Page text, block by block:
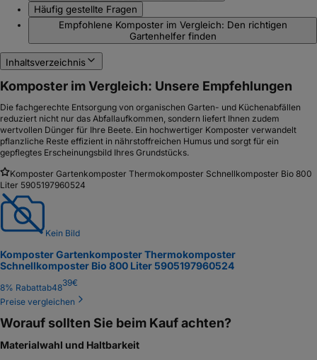
Häufig gestellte Fragen
Empfohlene Komposter im Vergleich: Den richtigen
Gartenhelfer finden
Inhaltsverzeichnis
Komposter im Vergleich: Unsere Empfehlungen
Die fachgerechte Entsorgung von organischen Garten- und Küchenabfällen
reduziert nicht nur das Abfallaufkommen, sondern liefert Ihnen zudem
wertvollen Dünger für Ihre Beete. Ein hochwertiger Komposter verwandelt
pflanzliche Reste effizient in nährstoffreichen Humus und sorgt für ein
gepflegtes Erscheinungsbild Ihres Grundstücks.
Komposter Gartenkomposter Thermokomposter Schnellkomposter Bio 800
Liter 5905197960524
Kein Bild
Komposter Gartenkomposter Thermokomposter
Schnellkomposter Bio 800 Liter 5905197960524
8% Rabattab4839€
Preise vergleichen
Worauf sollten Sie beim Kauf achten?
Materialwahl und Haltbarkeit